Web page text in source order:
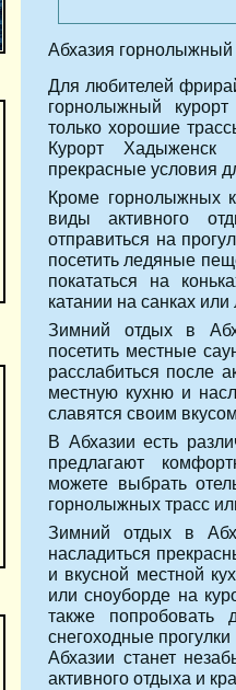
Абхазия горнолыжный
Для любителей
горнолыжный
только хорошие
Курорт Хадыженск
прекрасные условия
Кроме горнолыжных
виды активного
отправиться на
посетить ледяные
покататься на
катании на санках
Зимний отдых в
посетить местные
расслабиться после
местную кухню и
славятся своим
В Абхазии есть
предлагают
можете выбрать
горнолыжных трасс
Зимний отдых в
насладиться
и вкусной местной
или сноуборде на
также попробовать
снегоходные
Абхазии станет
активного отдыха и